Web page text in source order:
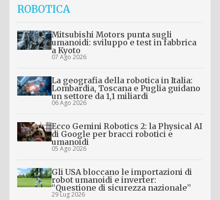
ROBOTICA
Mitsubishi Motors punta sugli
umanoidi: sviluppo e test in fabbrica
a Kyoto
07 Ago 2026
La geografia della robotica in Italia:
Lombardia, Toscana e Puglia guidano
un settore da 1,1 miliardi
06 Ago 2026
Ecco Gemini Robotics 2: la Physical AI
di Google per bracci robotici e
umanoidi
05 Ago 2026
Gli USA bloccano le importazioni di
robot umanoidi e inverter:
“Questione di sicurezza nazionale”
29 Lug 2026